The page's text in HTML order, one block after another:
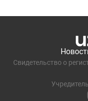
Свидетельство о